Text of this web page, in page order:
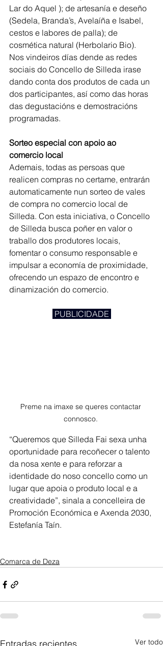
Lar do Aquel ); de artesanía e deseño
(Sedela, Branda’s, Avelaíña e Isabel,
cestos e labores de palla); de
cosmética natural (Herbolario Bio).
Nos vindeiros días dende as redes
sociais do Concello de Silleda irase
dando conta dos produtos de cada un
dos participantes, así como das horas
das degustacións e demostracións
programadas.
Sorteo especial con apoio ao
comercio local
Ademais, todas as persoas que
realicen compras no certame, entrarán
automaticamente nun sorteo de vales
de compra no comercio local de
Silleda. Con esta iniciativa, o Concello
de Silleda busca poñer en valor o
traballo dos produtores locais,
fomentar o consumo responsable e
impulsar a economía de proximidade,
ofrecendo un espazo de encontro e
dinamización do comercio.
PUBLICIDADE
Preme na imaxe se queres contactar
connosco.
“Queremos que Silleda Fai sexa unha
oportunidade para recoñecer o talento
da nosa xente e para reforzar a
identidade do noso concello como un
lugar que apoia o produto local e a
creatividade”, sinala a concelleira de
Promoción Económica e Axenda 2030,
Estefanía Taín.
Comarca de Deza
Ver todo